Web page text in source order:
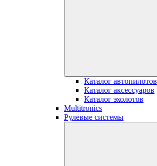
Каталог автопилотов
Каталог аксессуаров
Каталог эхолотов
Multitronics
Рулевые системы